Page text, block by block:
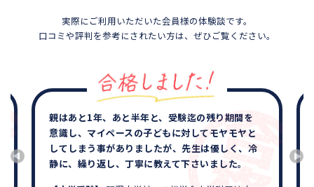
実際にご利用いただいた会員様の体験談です。
口コミや評判を参考にされたい方は、ぜひご覧ください。
親はあと1年、あと半年と、受験迄の残り期間を
意識し、マイペースの子どもに対してモヤモヤと
してしまう事がありましたが、先生は優しく、冷
静に、繰り返し、丁寧に教えて下さいました。